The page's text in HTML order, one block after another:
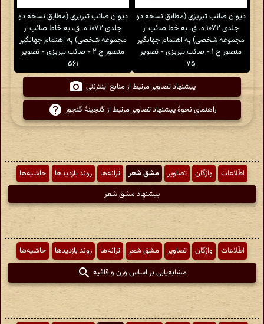
دیوان صائب تبریزی (مطابق نسخه دو
جلدی ۱۰۷۲ ه. ق، به خط صائب از
مجموعه شخصی) به اهتمام جهانگیر
منصور ج ۱ - صائب تبریزی - تصویر
۷۵
دیوان صائب تبریزی (مطابق نسخه دو
جلدی ۱۰۷۲ ه. ق، به خاط صائب از
مجموعه شخصی) به اهتمام جهانگیر
منصور ج ۲ - صائب تبریزی - تصویر
۵۶۱
پیشنهاد تصاویر مرتبط از منابع اینترنتی
راهنمای نحوهٔ پیشنهاد تصاویر مرتبط از گنجینهٔ گنجور
اطّلاعات واژگان تصاویر مشق شعر ترانه‌ها روند بازدیدها
حاشیه‌ها
پیشنهاد مشق شعر
اطّلاعات واژگان تصاویر مشق شعر ترانه‌ها روند بازدیدها
حاشیه‌ها
مشابه‌یابی بر اساس وزن و قافیه